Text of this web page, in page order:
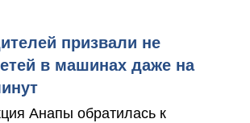
призвали не
в машинах даже на
Анапы обратилась к